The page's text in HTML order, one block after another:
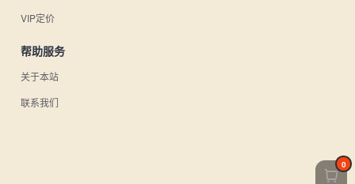
VIP定价
帮助服务
关于本站
联系我们
0